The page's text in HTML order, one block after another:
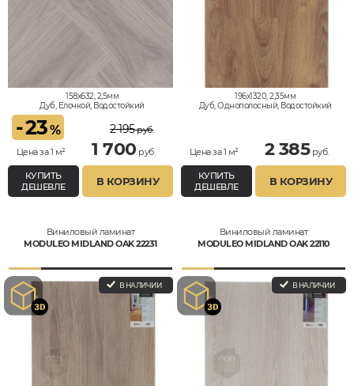
158x632, 2,5мм
Дуб, Елочкой, Водостойкий
-23%
Цена за 1 м²
2 195руб.
1 700 руб.
КУПИТЬ
ДЕШЕВЛЕ
В КОРЗИНУ
196x1320, 2,35мм
Дуб, Однополосный, Водостойкий
Цена за 1 м² 2 385руб.
КУПИТЬ
ДЕШЕВЛЕ
В КОРЗИНУ
Виниловый ламинат
MODULEO MIDLAND OAK 22231
В НАЛИЧИИ
Виниловый ламинат
MODULEO MIDLAND OAK 22110
В НАЛИЧИИ